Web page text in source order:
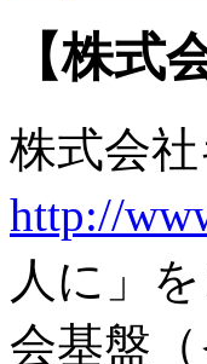
【株式
株式会
http://
人に」
会基盤